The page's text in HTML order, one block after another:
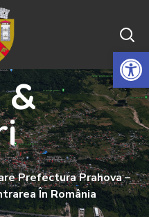
&
Prefectura Prahova –
În România